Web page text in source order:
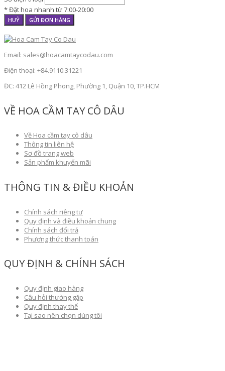
* Đặt hoa nhanh từ 7:00-20:00
HUỶ GỬI ĐƠN HÀNG
Email: sales@hoacamtaycodau.com
Điện thoại: +84.9110.31221
ĐC: 412 Lê Hồng Phong, Phường 1, Quận 10, TP.HCM
VỀ HOA CẦM TAY CÔ DÂU
Về Hoa cầm tay cô dâu
Thông tin liên hệ
Sơ đồ trang web
Sản phẩm khuyến mãi
THÔNG TIN & ĐIỀU KHOẢN
Chính sách riêng tư
Quy định và điều khoản chung
Chính sách đổi trả
Phương thức thanh toán
QUY ĐỊNH & CHÍNH SÁCH
Quy định giao hàng
Câu hỏi thường gặp
Quy định thay thế
Tại sao nên chọn dúng tôi